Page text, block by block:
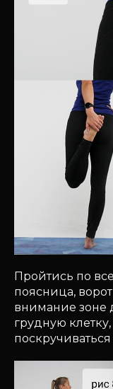
Пройтись по
поясница,
внимание зоне
грудную